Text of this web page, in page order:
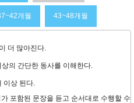
개월 43~48개월
더 많아진다.
의 간단한 동사를 이해한다.
이상 된다.
포함된 문장을 듣고 순서대로 수행할 수